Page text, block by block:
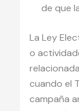
de que
La Ley
o
cuando el
campaña